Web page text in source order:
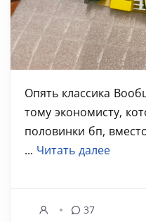
Опять классика
тому экономисту,
половинки бп,
... Читать далее
37